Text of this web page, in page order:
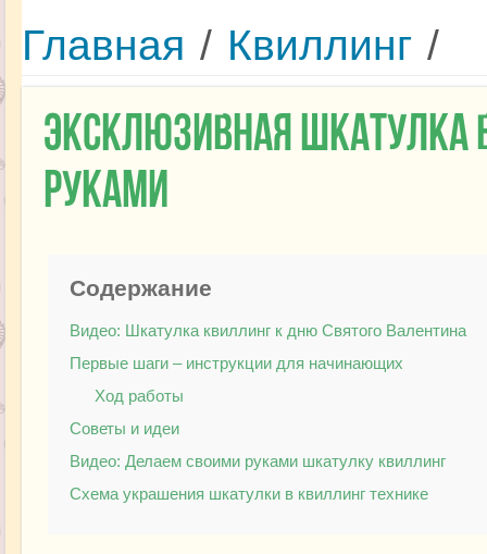
Главная / Квиллинг /
Эксклюзивная шкатулка
руками
Содержание
Видео: Шкатулка квиллинг к дню Святого Валентина
Первые шаги – инструкции для начинающих
Ход работы
Советы и идеи
Видео: Делаем своими руками шкатулку квиллинг
Схема украшения шкатулки в квиллинг технике